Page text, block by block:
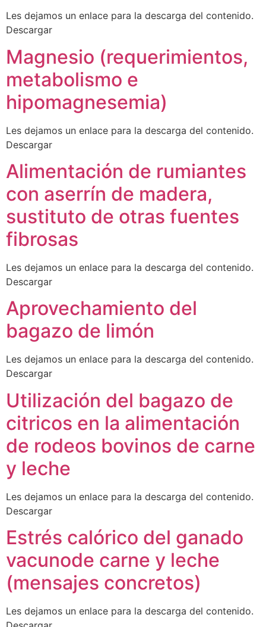
Les dejamos un enlace para la descarga del contenido.
Descargar
Magnesio (requerimientos,
metabolismo e
hipomagnesemia)
Les dejamos un enlace para la descarga del contenido.
Descargar
Alimentación de rumiantes
con aserrín de madera,
sustituto de otras fuentes
fibrosas
Les dejamos un enlace para la descarga del contenido.
Descargar
Aprovechamiento del
bagazo de limón
Les dejamos un enlace para la descarga del contenido.
Descargar
Utilización del bagazo de
citricos en la alimentación
de rodeos bovinos de carne
y leche
Les dejamos un enlace para la descarga del contenido.
Descargar
Estrés calórico del ganado
vacunode carne y leche
(mensajes concretos)
Les dejamos un enlace para la descarga del contenido.